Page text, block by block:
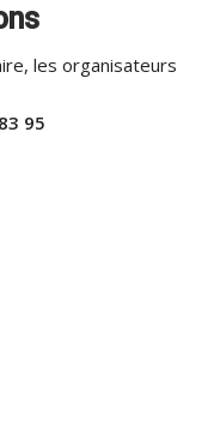
les organisateurs
95